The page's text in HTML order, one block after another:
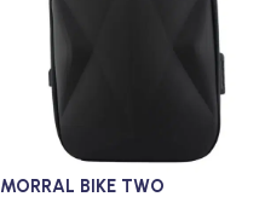
MORRAL BIKE TWO